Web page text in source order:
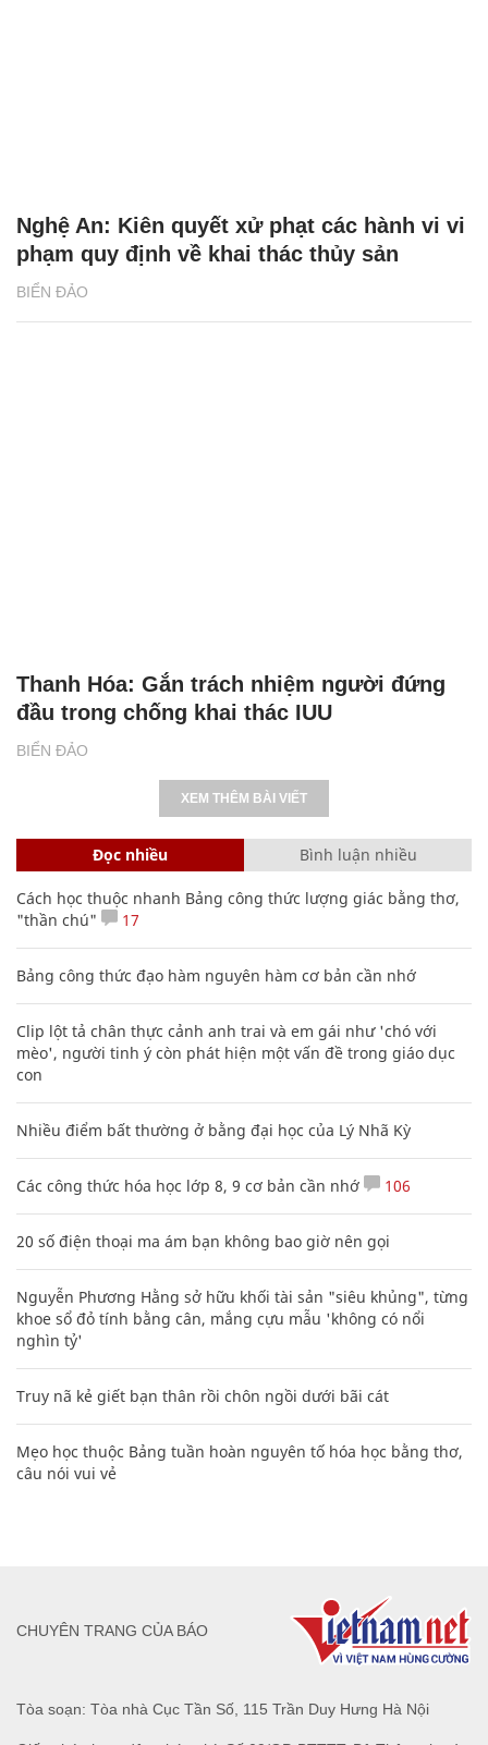
BIỂN ĐẢO
Nghệ An: Kiên quyết xử phạt các hành vi vi
phạm quy định về khai thác thủy sản
BIỂN ĐẢO
Thanh Hóa: Gắn trách nhiệm người đứng
đầu trong chống khai thác IUU
XEM THÊM BÀI VIẾT
Đọc nhiều Bình luận nhiều
Cách học thuộc nhanh Bảng công thức lượng giác bằng thơ,
"thần chú"
17
Bảng công thức đạo hàm nguyên hàm cơ bản cần nhớ
Clip lột tả chân thực cảnh anh trai và em gái như 'chó với
mèo', người tinh ý còn phát hiện một vấn đề trong giáo dục
con
Nhiều điểm bất thường ở bằng đại học của Lý Nhã Kỳ
Các công thức hóa học lớp 8, 9 cơ bản cần nhớ 106
20 số điện thoại ma ám bạn không bao giờ nên gọi
Nguyễn Phương Hằng sở hữu khối tài sản "siêu khủng", từng
khoe sổ đỏ tính bằng cân, mắng cựu mẫu 'không có nổi
nghìn tỷ'
Truy nã kẻ giết bạn thân rồi chôn ngồi dưới bãi cát
Mẹo học thuộc Bảng tuần hoàn nguyên tố hóa học bằng thơ,
câu nói vui vẻ
Tòa soạn: Tòa nhà Cục Tần Số, 115 Trần Duy Hưng Hà Nội
CHUYÊN TRANG CỦA BÁO